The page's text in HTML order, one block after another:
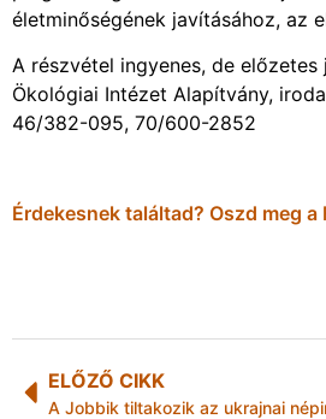
életminőségének javításához, az
A részvétel ingyenes, de
Ökológiai Intézet Alapítvány,
46/382-095, 70/600-2852
Érdekesnek találtad? Oszd meg a
ELŐZŐ CIKK